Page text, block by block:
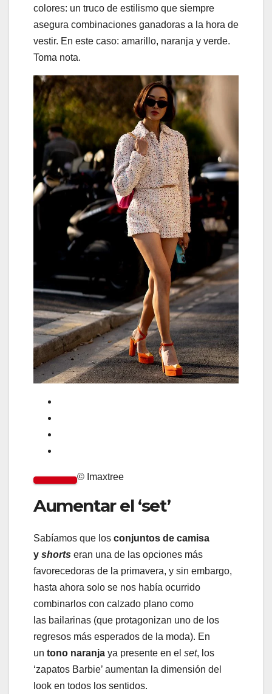
colores: un truco de estilismo que siempre
asegura combinaciones ganadoras a la hora de
vestir. En este caso: amarillo, naranja y verde.
Toma nota.
© Imaxtree
Aumentar el ‘set’
Sabíamos que los conjuntos de camisa
y shorts eran una de las opciones más
favorecedoras de la primavera, y sin embargo,
hasta ahora solo se nos había ocurrido
combinarlos con calzado plano como
las bailarinas (que protagonizan uno de los
regresos más esperados de la moda). En
un tono naranja ya presente en el set, los
‘zapatos Barbie’ aumentan la dimensión del
look en todos los sentidos.